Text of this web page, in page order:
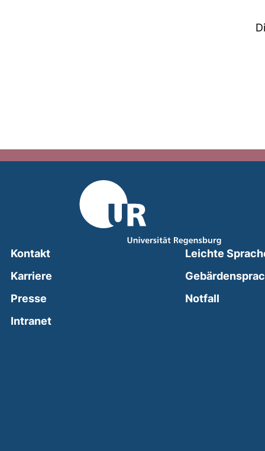
Kontakt
Karriere
Presse
Intranet(external link, opens in a new window)
Leichte
Notfall